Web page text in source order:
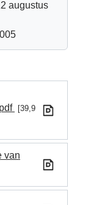
augustus
39,9
van